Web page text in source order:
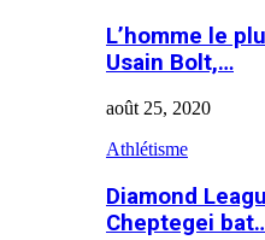
L’homme le
Usain Bolt,…
août 25, 2020
Athlétisme
Diamond
Cheptegei